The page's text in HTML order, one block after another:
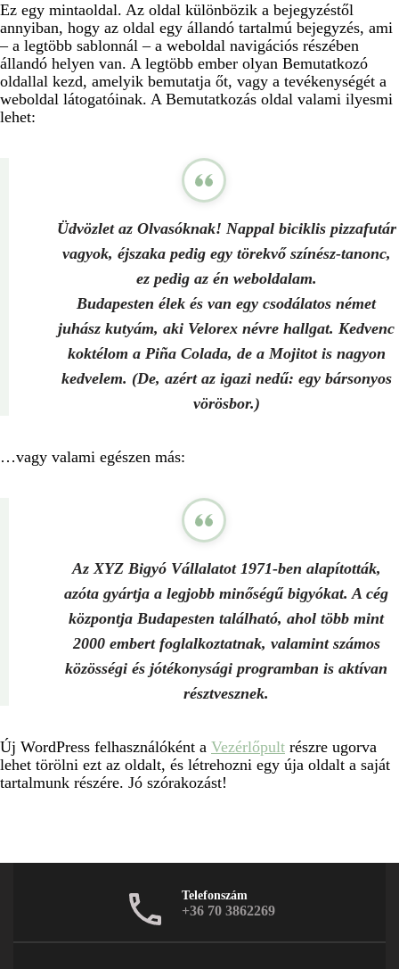
Ez egy mintaoldal. Az oldal különbözik a bejegyzéstől
annyiban, hogy az oldal egy állandó tartalmú bejegyzés, ami
– a legtöbb sablonnál – a weboldal navigációs részében
állandó helyen van. A legtöbb ember olyan Bemutatkozó
oldallal kezd, amelyik bemutatja őt, vagy a tevékenységét a
weboldal látogatóinak. A Bemutatkozás oldal valami ilyesmi
lehet:
Üdvözlet az Olvasóknak! Nappal biciklis pizzafutár
vagyok, éjszaka pedig egy törekvő színész-tanonc,
ez pedig az én weboldalam.
Budapesten élek és van egy csodálatos német
juhász kutyám, aki Velorex névre hallgat. Kedvenc
koktélom a Piña Colada, de a Mojitot is nagyon
kedvelem. (De, azért az igazi nedű: egy bársonyos
vörösbor.)
…vagy valami egészen más:
Az XYZ Bigyó Vállalatot 1971-ben alapították,
azóta gyártja a legjobb minőségű bigyókat. A cég
központja Budapesten található, ahol több mint
2000 embert foglalkoztatnak, valamint számos
közösségi és jótékonysági programban is aktívan
résztvesznek.
Új WordPress felhasználóként a Vezérlőpult részre ugorva
lehet törölni ezt az oldalt, és létrehozni egy úja oldalt a saját
tartalmunk részére. Jó szórakozást!
Telefonszám
+36 70 3862269